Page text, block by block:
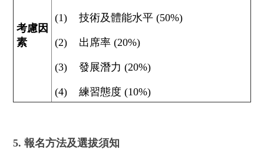
考慮因
素
(1) 技術及體能水平 (50%)
(2) 出席率 (20%)
(3) 發展潛力 (20%)
(4) 練習態度 (10%)
5. 報名方法及選拔須知